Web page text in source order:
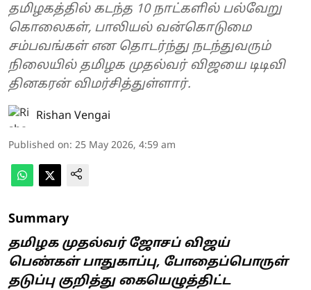
தமிழகத்தில் கடந்த 10 நாட்களில் பல்வேறு
கொலைகள், பாலியல் வன்கொடுமை
சம்பவங்கள் என தொடர்ந்து நடந்துவரும்
நிலையில் தமிழக முதல்வர் விஜயை டிடிவி
தினகரன் விமர்சித்துள்ளார்.
Rishan Vengai
Published on: 25 May 2026, 4:59 am
Summary
தமிழக முதல்வர் ஜோசப் விஜய்
பெண்கள் பாதுகாப்பு, போதைப்பொருள்
தடுப்பு குறித்து கையெழுத்திட்ட